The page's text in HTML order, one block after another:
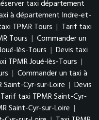
taxi département
à département Indre-et-
TPMR Tours | Tarif taxi
Tours | Commander un
lès-Tours | Devis taxi
TPMR Joué-lès-Tours |
| Commander un taxi à
Saint-Cyr-sur-Loire | Devis
Tarif taxi TPMR Saint-Cyr-
Saint-Cyr-sur-Loire |